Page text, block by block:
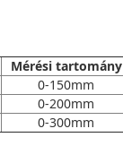
Mérési tartomány
0-150mm
0-200mm
0-300mm